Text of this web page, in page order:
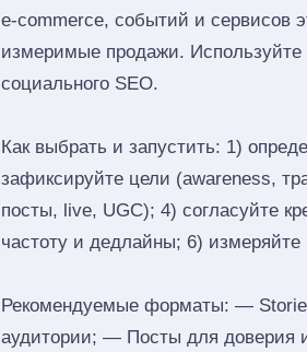
e‑commerce, событий и сервисов
измеримые продажи.
социального SEO.
Как выбрать и запустить: 1)
зафиксируйте цели (awareness,
посты, live, UGC); 4) согласуйте
частоту и дедлайны; 6)
Рекомендуемые форматы: —
аудитории; — Посты для доверия